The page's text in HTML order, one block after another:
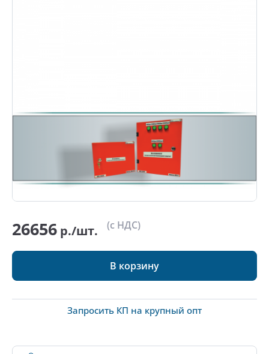
26656 р./шт. (с НДС)
В корзину
Запросить КП на крупный опт